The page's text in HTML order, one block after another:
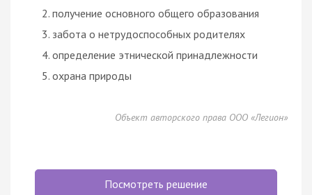
получение основного общего образования
забота о нетрудоспособных родителях
определение этнической принадлежности
охрана природы
Объект авторского права ООО «Легион»
Посмотреть решение